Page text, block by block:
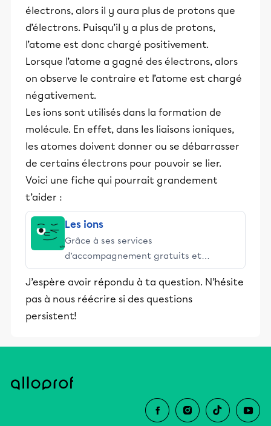
électrons, alors il y aura plus de protons que
d’électrons. Puisqu’il y a plus de protons,
l’atome est donc chargé positivement.
Lorsque l’atome a gagné des électrons, alors
on observe le contraire et l’atome est chargé
négativement.
Les ions sont utilisés dans la formation de
molécule. En effet, dans les liaisons ioniques,
les atomes doivent donner ou se débarrasser
de certains électrons pour pouvoir se lier.
Voici une fiche qui pourrait grandement
t’aider :
Les ions
Grâce à ses services
d’accompagnement gratuits et
stimulants, Alloprof engage les élèves
et leurs parents dans la réussite
éducative.
J’espère avoir répondu à ta question. N’hésite
pas à nous réécrire si des questions
persistent!